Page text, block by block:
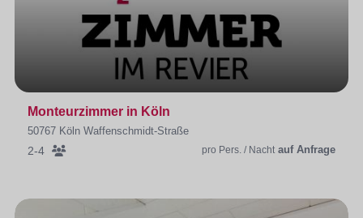
Monteurzimmer in Köln
50767 Köln Waffenschmidt-Straße
2-4 pro Pers. / Nacht auf Anfrage